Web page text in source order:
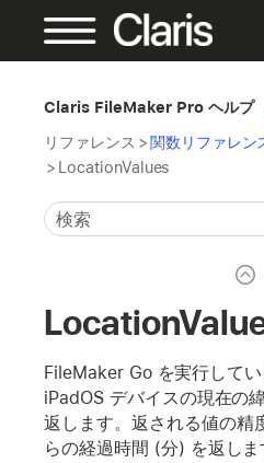
Claris FileMaker Pro ヘルプ
リファレンス >関数リファレン
> LocationValues
FileMaker Go を実行して
iPadOS デバイスの現在の
返します。返される値の精
らの経過時間 (分) を返しま